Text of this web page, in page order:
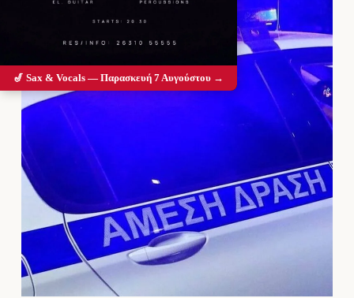
🎷 Sax & Vocals — Παρασκευή 7 Αυγούστου →